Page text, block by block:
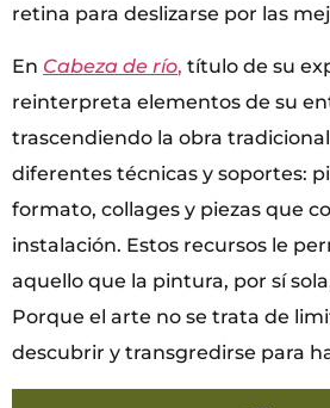
retina para deslizarse por las
En Cabeza de río, título de su
reinterpreta elementos de su
trascendiendo la obra
diferentes técnicas y soportes:
formato, collages y piezas que
instalación. Estos recursos le
aquello que la pintura, por sí
Porque el arte no se trata de
descubrir y transgredirse para